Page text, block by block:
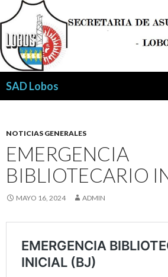
SAD Lobos
NOTICIAS GENERALES
EMERGENCIA
BIBLIOTECARIO
MAYO 16, 2024 ADMIN